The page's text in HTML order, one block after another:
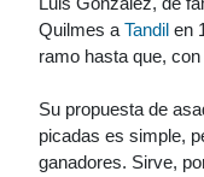
Quilmes a Tandil en
ramo hasta que,
Su propuesta de
picadas es simple,
ganadores. Sirve,